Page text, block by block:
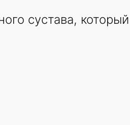
сустава,